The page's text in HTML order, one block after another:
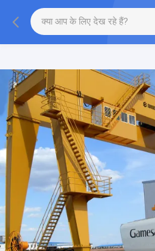
gtag('config', 'G-
"SameSite=None;Secure"});